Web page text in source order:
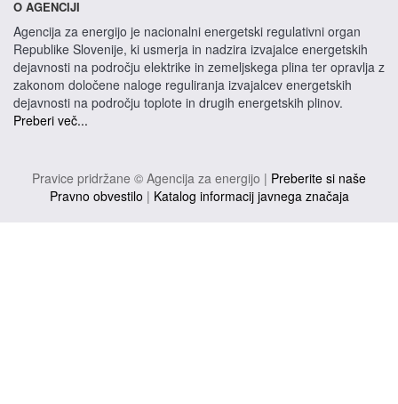
O AGENCIJI
Agencija za energijo je nacionalni energetski regulativni organ
Republike Slovenije, ki usmerja in nadzira izvajalce energetskih
dejavnosti na področju elektrike in zemeljskega plina ter opravlja z
zakonom določene naloge reguliranja izvajalcev energetskih
dejavnosti na področju toplote in drugih energetskih plinov.
Preberi več...
Pravice pridržane © Agencija za energijo | Preberite si naše
Pravno obvestilo | Katalog informacij javnega značaja